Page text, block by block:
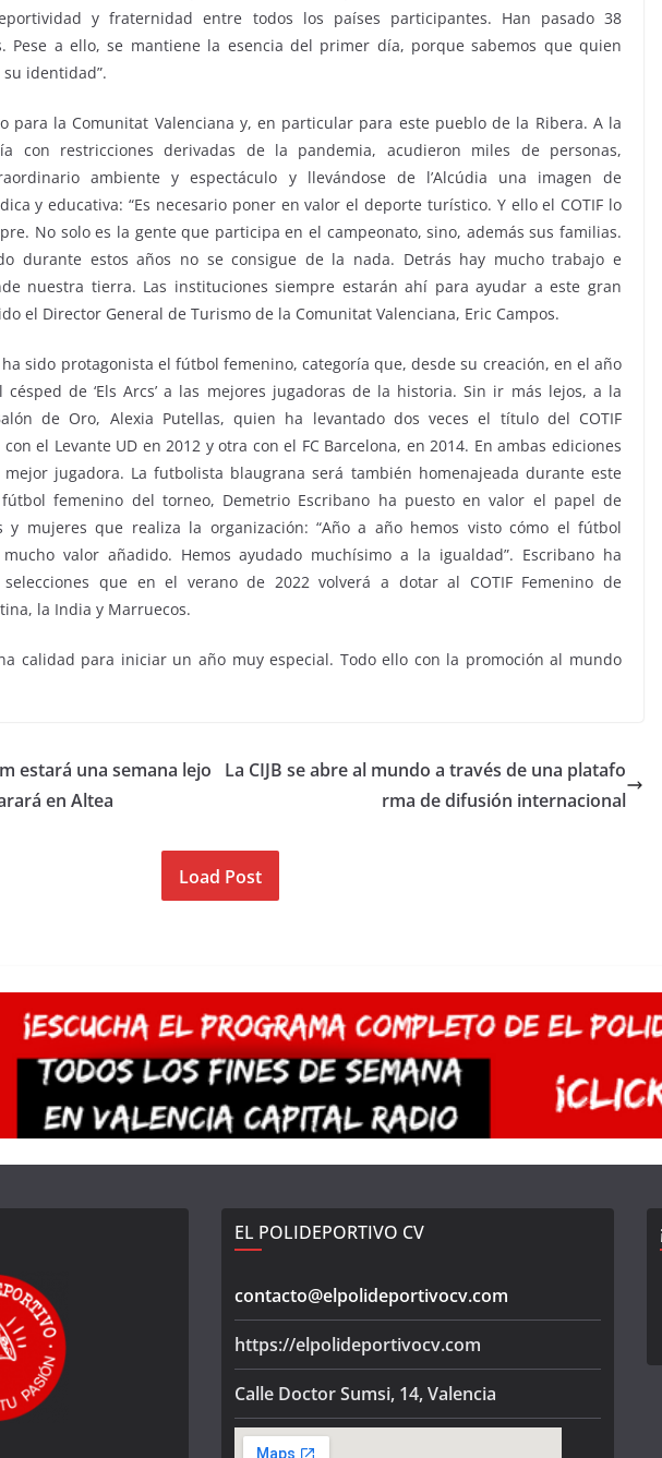
y fraternidad entre todos los países participantes. Han pasado 38
Pese a ello, se mantiene la esencia del primer día, porque sabemos que quien
identidad”.
para la Comunitat Valenciana y, en particular para este pueblo de la Ribera. A la
con restricciones derivadas de la pandemia, acudieron miles de personas,
ambiente y espectáculo y llevándose de l’Alcúdia una imagen de
y educativa: “Es necesario poner en valor el deporte turístico. Y ello el COTIF lo
No solo es la gente que participa en el campeonato, sino, además sus familias.
durante estos años no se consigue de la nada. Detrás hay mucho trabajo e
nuestra tierra. Las instituciones siempre estarán ahí para ayudar a este gran
el Director General de Turismo de la Comunitat Valenciana, Eric Campos.
sido protagonista el fútbol femenino, categoría que, desde su creación, en el año
de ‘Els Arcs’ a las mejores jugadoras de la historia. Sin ir más lejos, a la
de Oro, Alexia Putellas, quien ha levantado dos veces el título del COTIF
el Levante UD en 2012 y otra con el FC Barcelona, en 2014. En ambas ediciones
jugadora. La futbolista blaugrana será también homenajeada durante este
femenino del torneo, Demetrio Escribano ha puesto en valor el papel de
y mujeres que realiza la organización: “Año a año hemos visto cómo el fútbol
valor añadido. Hemos ayudado muchísimo a la igualdad”. Escribano ha
que en el verano de 2022 volverá a dotar al COTIF Femenino de
la India y Marruecos.
calidad para iniciar un año muy especial. Todo ello con la promoción al mundo
estará una semana lejo
en Altea
La CIJB se abre al mundo a través de una platafo
rma de difusión internacional
Load Post
EL POLIDEPORTIVO CV
contacto@elpolideportivocv.com
https://elpolideportivocv.com
Calle Doctor Sumsi, 14, Valencia